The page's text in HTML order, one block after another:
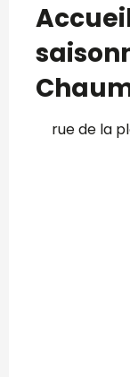
rue de la